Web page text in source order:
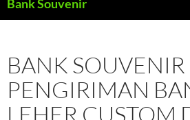
Bank Souvenir
BANK
PENGIRIMAN
LEHER CUSTOM